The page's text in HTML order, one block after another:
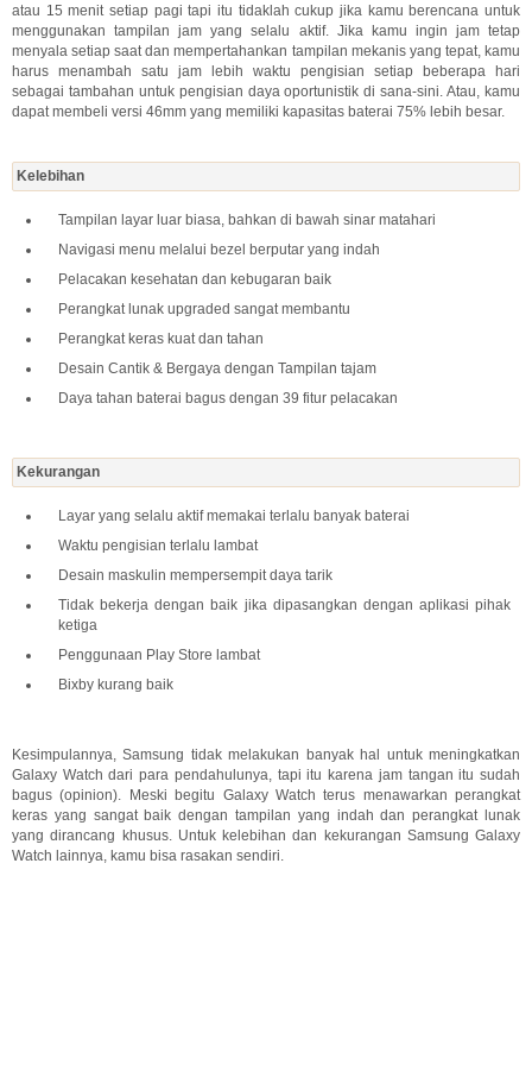
atau 15 menit setiap pagi tapi itu tidaklah cukup jika kamu berencana untuk
menggunakan tampilan jam yang selalu aktif. Jika kamu ingin jam tetap
menyala setiap saat dan mempertahankan tampilan mekanis yang tepat, kamu
harus menambah satu jam lebih waktu pengisian setiap beberapa hari
sebagai tambahan untuk pengisian daya oportunistik di sana-sini. Atau, kamu
dapat membeli versi 46mm yang memiliki kapasitas baterai 75% lebih besar.
Kelebihan
Tampilan layar luar biasa, bahkan di bawah sinar matahari
Navigasi menu melalui bezel berputar yang indah
Pelacakan kesehatan dan kebugaran baik
Perangkat lunak upgraded sangat membantu
Perangkat keras kuat dan tahan
Desain Cantik & Bergaya dengan Tampilan tajam
Daya tahan baterai bagus dengan 39 fitur pelacakan
Kekurangan
Layar yang selalu aktif memakai terlalu banyak baterai
Waktu pengisian terlalu lambat
Desain maskulin mempersempit daya tarik
Tidak bekerja dengan baik jika dipasangkan dengan aplikasi pihak
ketiga
Penggunaan Play Store lambat
Bixby kurang baik
Kesimpulannya, Samsung tidak melakukan banyak hal untuk meningkatkan
Galaxy Watch dari para pendahulunya, tapi itu karena jam tangan itu sudah
bagus (opinion). Meski begitu Galaxy Watch terus menawarkan perangkat
keras yang sangat baik dengan tampilan yang indah dan perangkat lunak
yang dirancang khusus. Untuk kelebihan dan kekurangan Samsung Galaxy
Watch lainnya, kamu bisa rasakan sendiri.